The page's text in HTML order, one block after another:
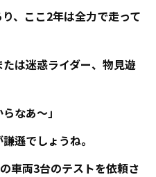
、ここ2年は全力で走って
は迷惑ライダー、物見遊
なあ～」
遜でしょうね。
車両3台のテストを依頼さ